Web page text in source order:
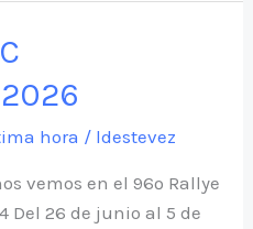
hora / ldestevez
vemos en el 96º Rallye
Del 26 de junio al 5 de